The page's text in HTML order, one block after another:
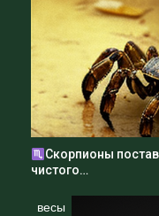
Скорпионы
чистого…
весы